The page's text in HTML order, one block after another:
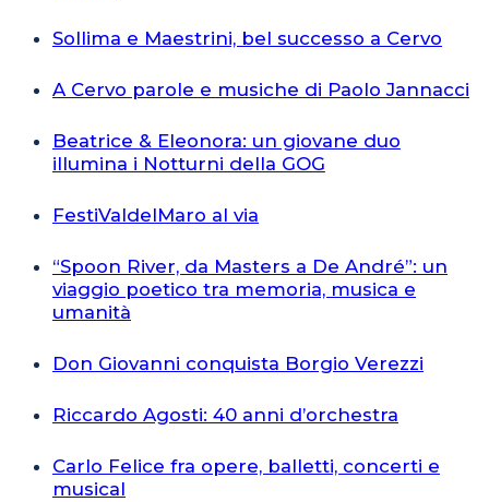
Sollima e Maestrini, bel successo a Cervo
A Cervo parole e musiche di Paolo Jannacci
Beatrice & Eleonora: un giovane duo
illumina i Notturni della GOG
FestiValdelMaro al via
“Spoon River, da Masters a De André”: un
viaggio poetico tra memoria, musica e
umanità
Don Giovanni conquista Borgio Verezzi
Riccardo Agosti: 40 anni d’orchestra
Carlo Felice fra opere, balletti, concerti e
musical